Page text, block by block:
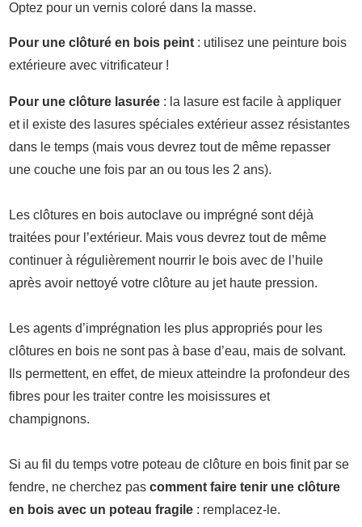
Optez pour un vernis coloré dans la masse.
Pour une clôturé en bois peint : utilisez une peinture bois
extérieure avec vitrificateur !
Pour une clôture lasurée : la lasure est facile à appliquer
et il existe des lasures spéciales extérieur assez résistantes
dans le temps (mais vous devrez tout de même repasser
une couche une fois par an ou tous les 2 ans).
Les clôtures en bois autoclave ou imprégné sont déjà
traitées pour l’extérieur. Mais vous devrez tout de même
continuer à régulièrement nourrir le bois avec de l’huile
après avoir nettoyé votre clôture au jet haute pression.
Les agents d’imprégnation les plus appropriés pour les
clôtures en bois ne sont pas à base d’eau, mais de solvant.
Ils permettent, en effet, de mieux atteindre la profondeur des
fibres pour les traiter contre les moisissures et
champignons.
Si au fil du temps votre poteau de clôture en bois finit par se
fendre, ne cherchez pas comment faire tenir une clôture
en bois avec un poteau fragile : remplacez-le.